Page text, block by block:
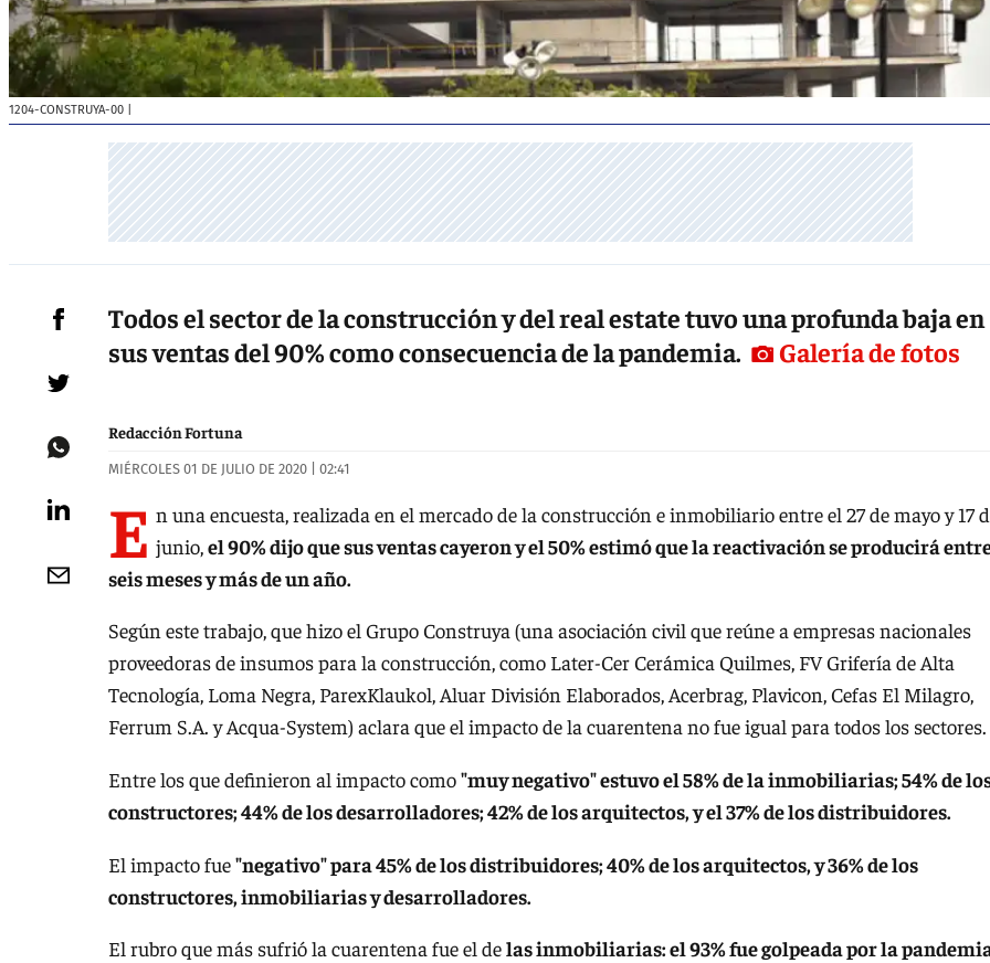
1204-CONSTRUYA-00
Todos el sector de la construcción y del real estate tuvo una profunda baja en
sus ventas del 90% como consecuencia de la pandemia.
Galería de fotos
Redacción Fortuna
MIÉRCOLES 01 DE JULIO DE 2020 | 02:41
E n una encuesta, realizada en el mercado de la construcción e inmobiliario entre el 27 de mayo y 17
junio,el 90% dijo que sus ventas cayeron y el 50% estimó que la reactivación se producirá
seis meses y más de un año.
Según este trabajo, que hizo el Grupo Construya (una asociación civil que reúne a empresas nacionales
proveedoras de insumos para la construcción, como Later-Cer Cerámica Quilmes, FV Grifería de Alta
Tecnología, Loma Negra, ParexKlaukol, Aluar División Elaborados, Acerbrag, Plavicon, Cefas El Milagro,
Ferrum S.A. y Acqua-System) aclara que el impacto de la cuarentena no fue igual para todos los sectores.
Entre los que definieron al impacto como"muy negativo" estuvo el 58% de la inmobiliarias; 54% de
constructores; 44% de los desarrolladores; 42% de los arquitectos, y el 37% de los distribuidores.
El impacto fue"negativo" para 45% de los distribuidores; 40% de los arquitectos, y 36% de los
constructores, inmobiliarias y desarrolladores.
El rubro que más sufrió la cuarentena fue el delas inmobiliarias: el 93% fue golpeada por la